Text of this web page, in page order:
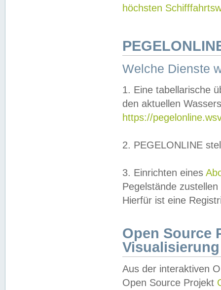
höchsten
Welche Dienste
1. Eine tabellarische
den aktuellen
https://
2. PEGELONLINE
3. Einrichten eines
Pegelstände
Hierfür ist eine
Open Source
Visualisierung
Aus der interaktiven
Open Source Projekt